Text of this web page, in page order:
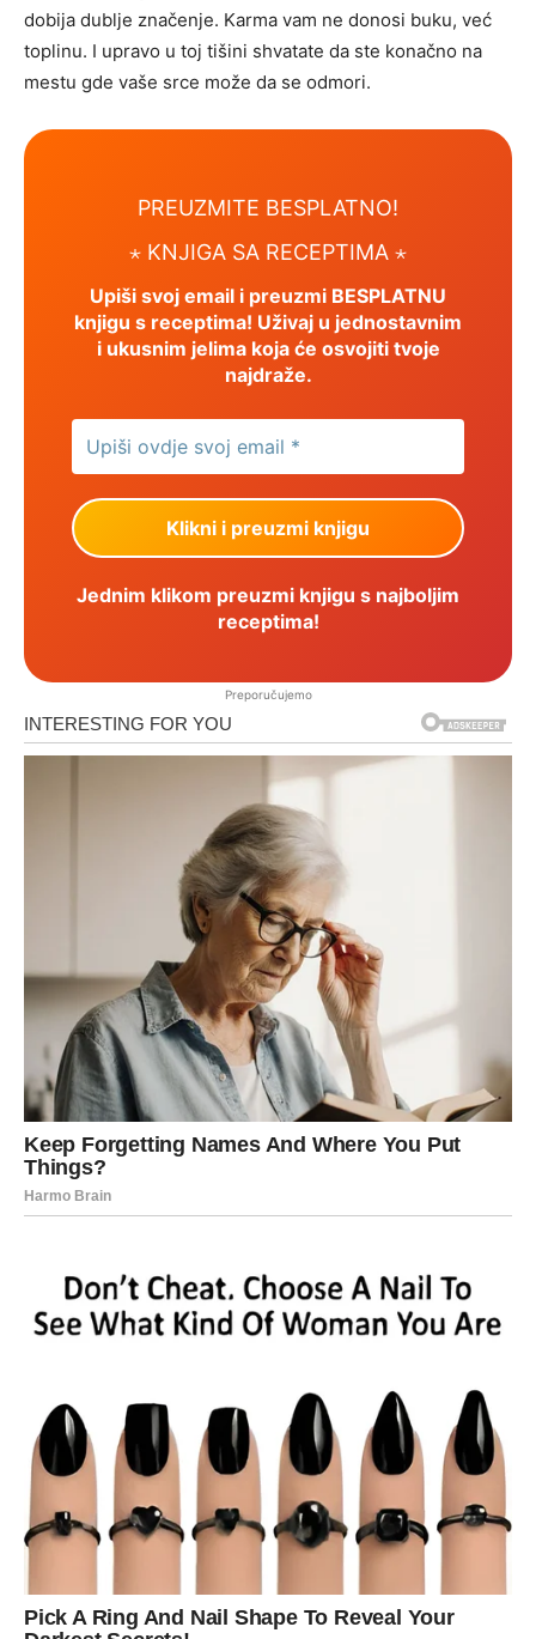
dobija dublje značenje. Karma vam ne donosi buku, već
toplinu. I upravo u toj tišini shvatate da ste konačno na
mestu gde vaše srce može da se odmori.
PREUZMITE BESPLATNO!
⋆ KNJIGA SA RECEPTIMA ⋆
Upiši svoj email i preuzmi BESPLATNU
knjigu s receptima! Uživaj u jednostavnim
i ukusnim jelima koja će osvojiti tvoje
najdraže.
Jednim klikom preuzmi knjigu s najboljim
receptima!
Preporučujemo